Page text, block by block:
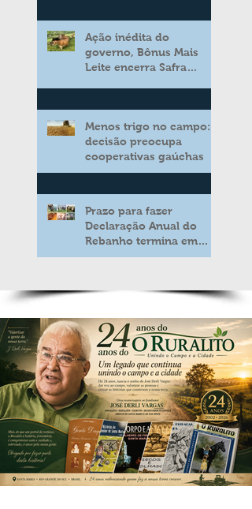
Ação inédita do
governo, Bônus Mais
Leite encerra Safra
aos produtores de leite
Menos trigo no campo:
decisão preocupa
cooperativas gaúchas
Prazo para fazer
Declaração Anual do
Rebanho termina em
duas semanas